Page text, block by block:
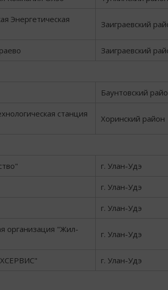
Энергетическая
Заиграевский
Заиграевский
Баунтовский
станция
Хоринский район
г. Улан-Удэ
г. Улан-Удэ
г. Улан-Удэ
организация "Жил-
г. Улан-Удэ
г. Улан-Удэ